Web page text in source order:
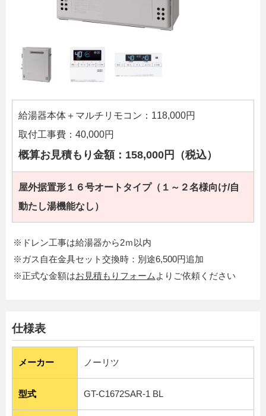
給湯器本体＋マルチリモコン：118,000円
取付工事費：40,000円
概算お見積もり金額：158,000円（税込）
屋外据置形１６号オートタイプ（１～２名様向け/自
動たし湯機能なし）
※ドレン工事は給湯器から2ｍ以内
※ガス自在金具セット交換時：別途6,500円追加
※正式な金額はお見積もりフォーム よりご依頼ください
仕様表
メーカー ノーリツ
型式 GT-C1672SAR-1 BL